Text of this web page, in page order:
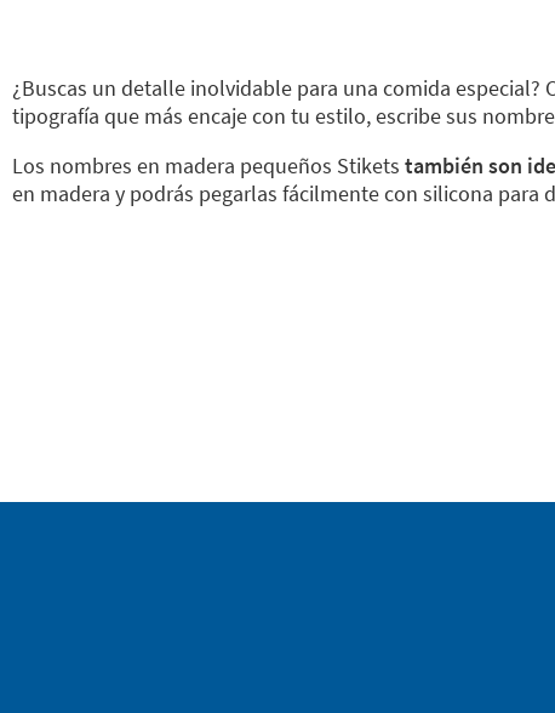
¿Buscas un detalle inolvidable para una comida
tipografía que más encaje con tu estilo, escribe sus
Los nombres en madera pequeños Stikets también son
en madera y podrás pegarlas fácilmente con silicona